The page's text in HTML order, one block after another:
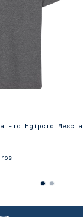
Fio Egípcio Mescla